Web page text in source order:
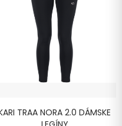
TRAA NORA 2.0 DÁMSKE